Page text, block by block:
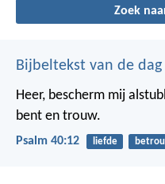
Zoek
Bijbeltekst van de dag
Heer, bescherm mij
bent en trouw.
Psalm 40:12 liefde